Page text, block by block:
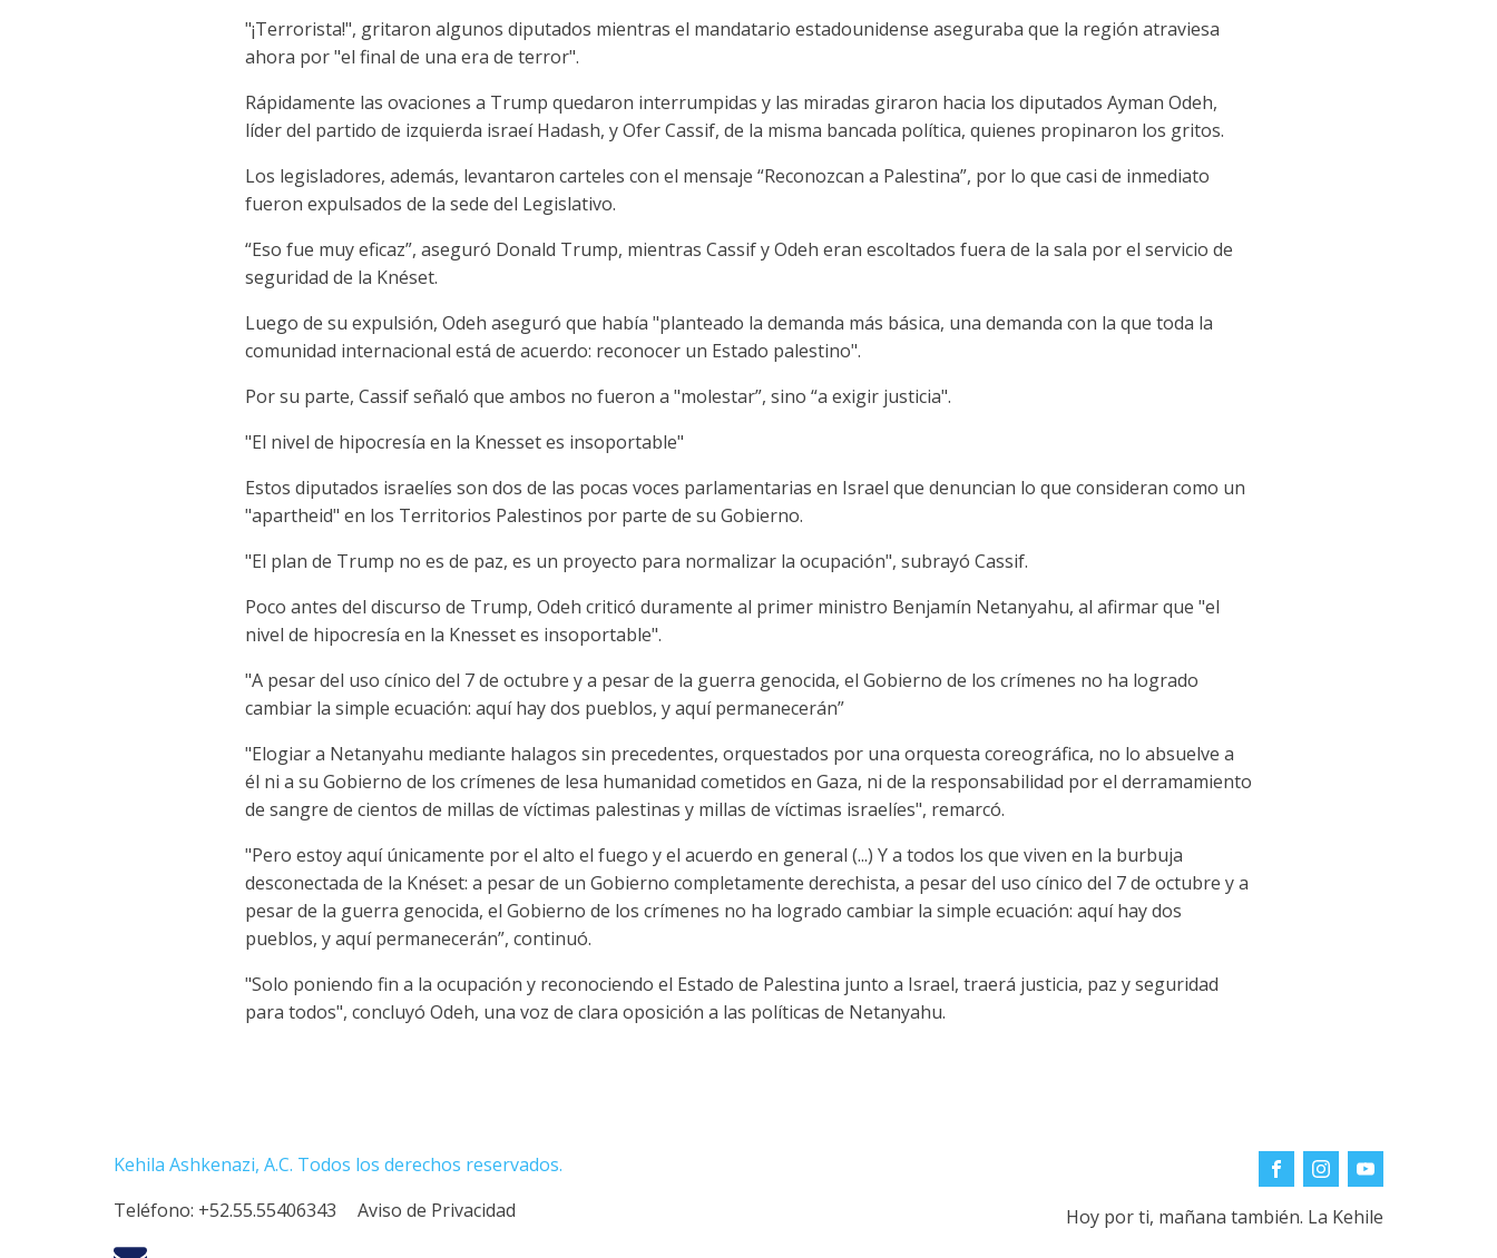
"¡Terrorista!", gritaron algunos diputados mientras el mandatario estadounidense aseguraba que la región atraviesa
ahora por "el final de una era de terror".
Rápidamente las ovaciones a Trump quedaron interrumpidas y las miradas giraron hacia los diputados Ayman Odeh,
líder del partido de izquierda israeí Hadash, y Ofer Cassif, de la misma bancada política, quienes propinaron los gritos.
Los legisladores, además, levantaron carteles con el mensaje “Reconozcan a Palestina”, por lo que casi de inmediato
fueron expulsados de la sede del Legislativo.
“Eso fue muy eficaz”, aseguró Donald Trump, mientras Cassif y Odeh eran escoltados fuera de la sala por el servicio de
seguridad de la Knéset.
Luego de su expulsión, Odeh aseguró que había "planteado la demanda más básica, una demanda con la que toda la
comunidad internacional está de acuerdo: reconocer un Estado palestino".
Por su parte, Cassif señaló que ambos no fueron a "molestar”, sino “a exigir justicia".
"El nivel de hipocresía en la Knesset es insoportable"
Estos diputados israelíes son dos de las pocas voces parlamentarias en Israel que denuncian lo que consideran como un
"apartheid" en los Territorios Palestinos por parte de su Gobierno.
"El plan de Trump no es de paz, es un proyecto para normalizar la ocupación", subrayó Cassif.
Poco antes del discurso de Trump, Odeh criticó duramente al primer ministro Benjamín Netanyahu, al afirmar que "el
nivel de hipocresía en la Knesset es insoportable".
"A pesar del uso cínico del 7 de octubre y a pesar de la guerra genocida, el Gobierno de los crímenes no ha logrado
cambiar la simple ecuación: aquí hay dos pueblos, y aquí permanecerán”
"Elogiar a Netanyahu mediante halagos sin precedentes, orquestados por una orquesta coreográfica, no lo absuelve a
él ni a su Gobierno de los crímenes de lesa humanidad cometidos en Gaza, ni de la responsabilidad por el derramamiento
de sangre de cientos de millas de víctimas palestinas y millas de víctimas israelíes", remarcó.
"Pero estoy aquí únicamente por el alto el fuego y el acuerdo en general (...) Y a todos los que viven en la burbuja
desconectada de la Knéset: a pesar de un Gobierno completamente derechista, a pesar del uso cínico del 7 de octubre y a
pesar de la guerra genocida, el Gobierno de los crímenes no ha logrado cambiar la simple ecuación: aquí hay dos
pueblos, y aquí permanecerán”, continuó.
"Solo poniendo fin a la ocupación y reconociendo el Estado de Palestina junto a Israel, traerá justicia, paz y seguridad
para todos", concluyó Odeh, una voz de clara oposición a las políticas de Netanyahu.
Kehila Ashkenazi, A.C. Todos los derechos reservados.
Teléfono: +52.55.55406343 Aviso de Privacidad Hoy por ti, mañana también. La Kehile